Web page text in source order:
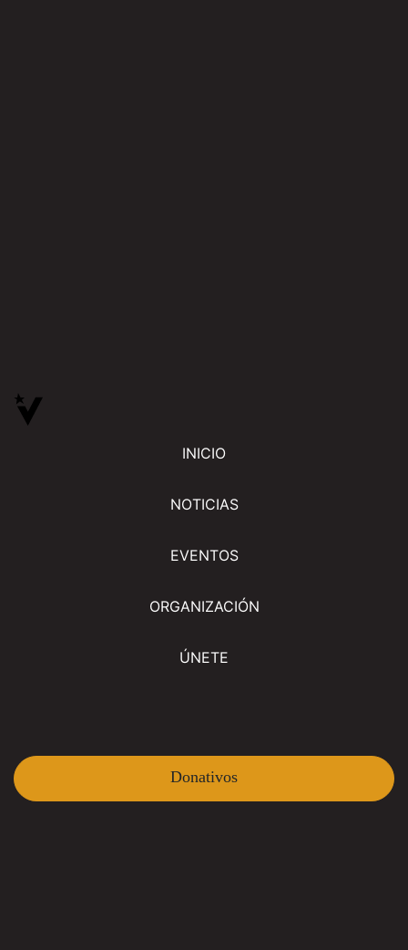
INICIO
NOTICIAS
EVENTOS
ORGANIZACIÓN
ÚNETE
Donativos